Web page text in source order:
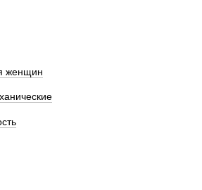
женщин